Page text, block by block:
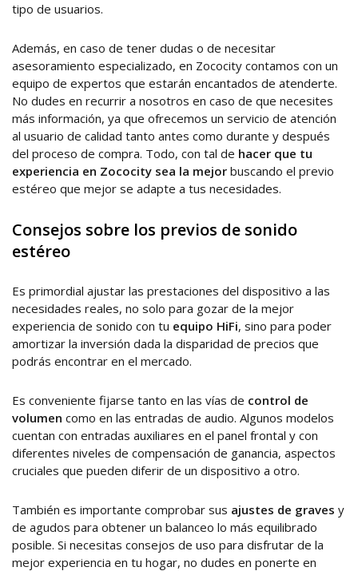
tipo de usuarios.
Además, en caso de tener dudas o de necesitar
asesoramiento especializado, en Zococity contamos con un
equipo de expertos que estarán encantados de atenderte.
No dudes en recurrir a nosotros en caso de que necesites
más información, ya que ofrecemos un servicio de atención
al usuario de calidad tanto antes como durante y después
del proceso de compra. Todo, con tal de hacer que tu
experiencia en Zococity sea la mejor buscando el previo
estéreo que mejor se adapte a tus necesidades.
Consejos sobre los previos de sonido
estéreo
Es primordial ajustar las prestaciones del dispositivo a las
necesidades reales, no solo para gozar de la mejor
experiencia de sonido con tu equipo HiFi, sino para poder
amortizar la inversión dada la disparidad de precios que
podrás encontrar en el mercado.
Es conveniente fijarse tanto en las vías de control de
volumen como en las entradas de audio. Algunos modelos
cuentan con entradas auxiliares en el panel frontal y con
diferentes niveles de compensación de ganancia, aspectos
cruciales que pueden diferir de un dispositivo a otro.
También es importante comprobar sus ajustes de graves y
de agudos para obtener un balanceo lo más equilibrado
posible. Si necesitas consejos de uso para disfrutar de la
mejor experiencia en tu hogar, no dudes en ponerte en